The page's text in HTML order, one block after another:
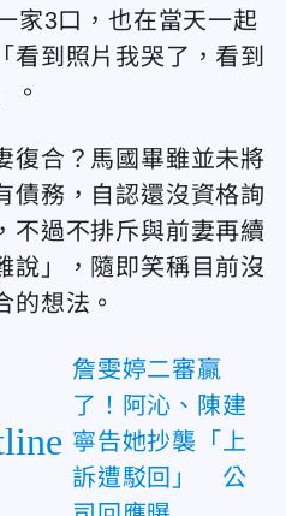
家3口，也在當天一起
看到照片我哭了，看到
。
復合？馬國畢雖並未將
債務，自認還沒資格詢
不過不排斥與前妻再續
說」，隨即笑稱目前沒
的想法。
詹雯婷二審贏
了！阿沁、陳建
寧告她抄襲「上
訴遭駁回」 公